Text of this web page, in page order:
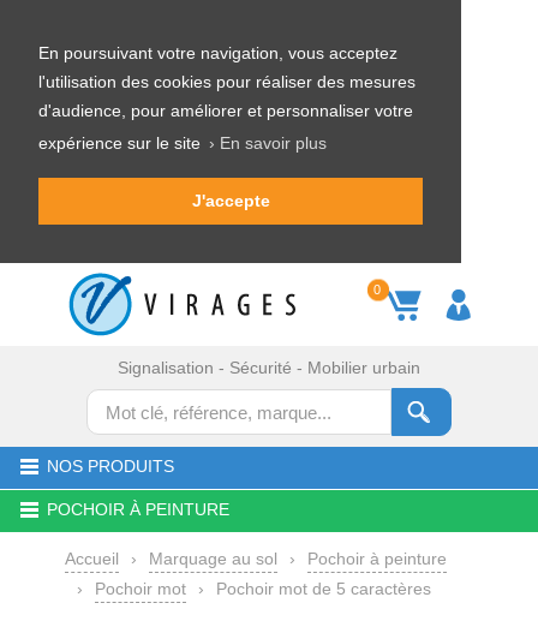
En poursuivant votre navigation, vous acceptez
l'utilisation des cookies pour réaliser des mesures
d'audience, pour améliorer et personnaliser votre
expérience sur le site › En savoir plus
J'accepte
0
Signalisation - Sécurité - Mobilier urbain
NOS PRODUITS
POCHOIR À PEINTURE
Accueil › Marquage au sol ›
Pochoir à peinture
›
Pochoir mot › Pochoir mot de 5 caractères